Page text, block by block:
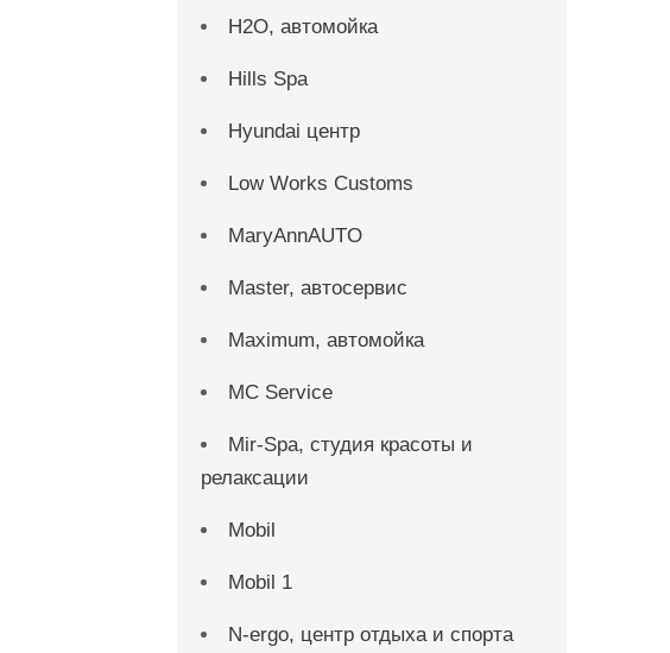
H2O, автомойка
Hills Spa
Hyundai центр
Low Works Customs
MaryAnnAUTO
Master, автосервис
Maximum, автомойка
MC Service
Mir-Spa, студия красоты и
релаксации
Mobil
Mobil 1
N-ergo, центр отдыха и спорта